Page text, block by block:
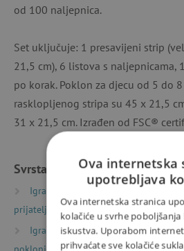
od 100 naljepnica.
Set uključuje: 1 presavijeni strip
21,5 cm), 6 listova s ​​naljepnicama,
po korak. Poklon za djecu od 5 do
rasklopljenog stripa su 45 x 21,5
31 x 21,5 cm. Izrađen od FSC®
Svrstano u kategorije
Igračke prema vrsti Sitni
prijatelje
Igračke prema vrsti
Ova internetska
upotrebljava
Ova internetska stranica
kolačiće u svrhe
iskustva. Uporabom
prihvaćate sve kolačiće